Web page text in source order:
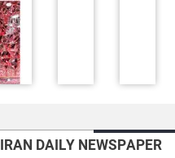
IRAN DAILY NEWSPAPER